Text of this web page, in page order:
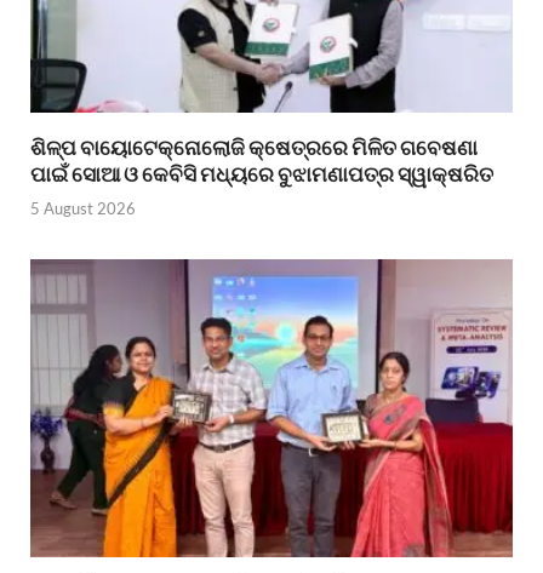
ଶିଳ୍ପ ବାୟୋଟେକ୍ନୋଲୋଜି କ୍ଷେତ୍ରରେ ମିଳିତ ଗବେଷଣା
ପାଇଁ ସୋଆ ଓ କେବିସି ମଧ୍ୟରେ ବୁଝାମଣାପତ୍ର ସ୍ୱାକ୍ଷରିତ
5 August 2026